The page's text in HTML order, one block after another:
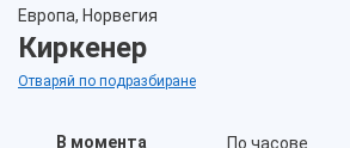
Европа, Норвегия
Киркенер
Отваряй по подразбиране
В момента По часове